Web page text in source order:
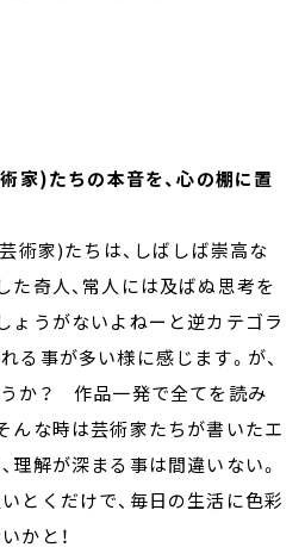
家)たちの本音を、心の棚に置
術家)たちは、しばしば崇高な
た奇人、常人には及ばぬ思考を
ょうがないよねーと逆カテゴラ
る事が多い様に感じます。が、
か？ 作品一発で全てを読み
んな時は芸術家たちが書いたエ
理解が深まる事は間違いない。
とくだけで、毎日の生活に色彩
かと！